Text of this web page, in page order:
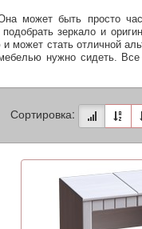
может быть просто
зеркало и
может стать отличной
нужно сидеть.
Сортировка: